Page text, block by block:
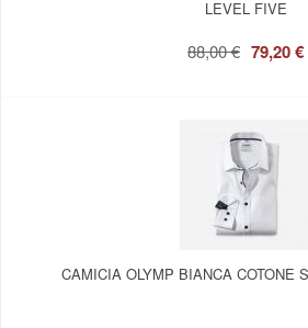
LEVEL FIVE
88,00 € 79,20 €
CAMICIA OLYMP BIANCA COTONE